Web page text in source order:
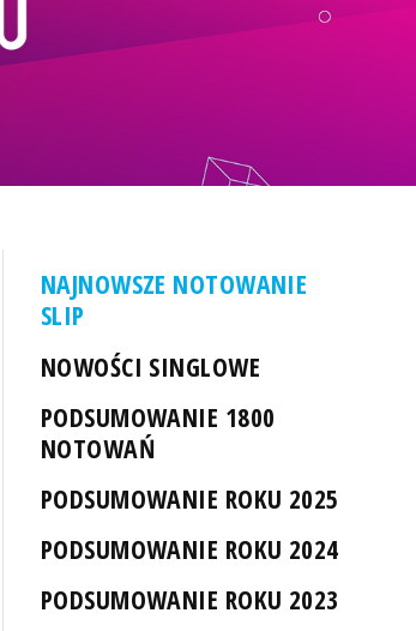
NAJNOWSZE NOTOWANIE
SLIP
NOWOŚCI SINGLOWE
PODSUMOWANIE 1800
NOTOWAŃ
PODSUMOWANIE ROKU 2025
PODSUMOWANIE ROKU 2024
PODSUMOWANIE ROKU 2023